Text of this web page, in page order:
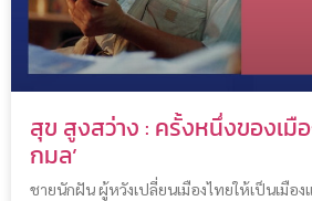
สุข สูงสว่าง : ครั้งหนึ่งของเมื
กมล’
ชายนักฝัน ผู้หวังเปลี่ยนเมืองไทยให้เป็นเมือง